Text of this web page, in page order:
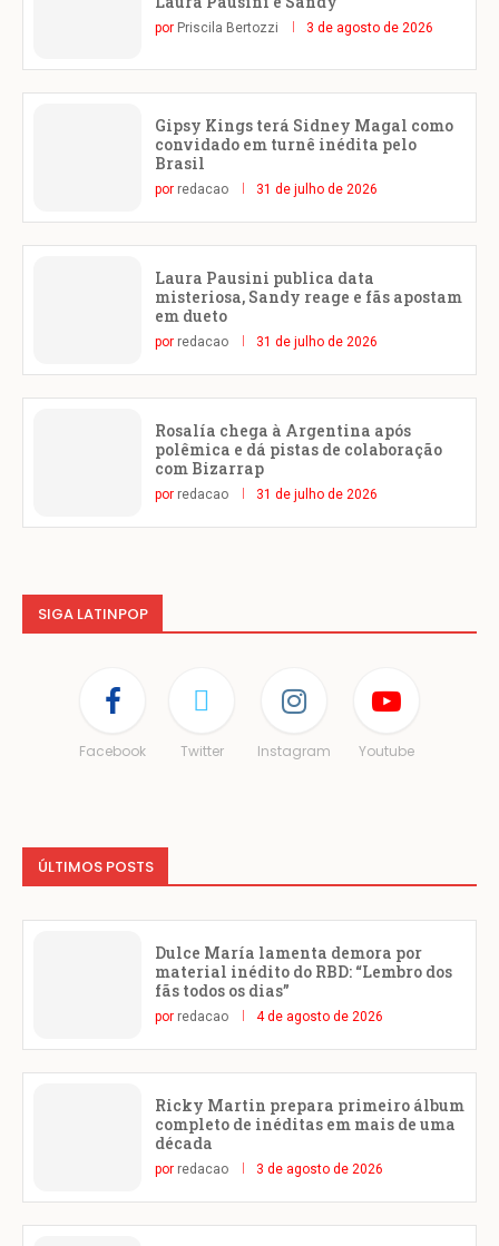
por Priscila Bertozzi 3 de agosto de 2026
Gipsy Kings terá Sidney Magal como
convidado em turnê inédita pelo
Brasil
por redacao 31 de julho de 2026
Laura Pausini publica data
misteriosa, Sandy reage e fãs apostam
em dueto
por redacao 31 de julho de 2026
Rosalía chega à Argentina após
polêmica e dá pistas de colaboração
com Bizarrap
por redacao 31 de julho de 2026
SIGA LATINPOP
Facebook Twitter Instagram Youtube
ÚLTIMOS POSTS
Dulce María lamenta demora por
material inédito do RBD: “Lembro dos
fãs todos os dias”
por redacao 4 de agosto de 2026
Ricky Martin prepara primeiro álbum
completo de inéditas em mais de uma
década
por redacao 3 de agosto de 2026